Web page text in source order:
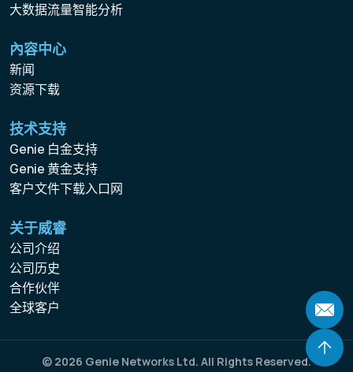
大数据流量智能分析
內容中心
新闻
资源下载
技术支持
Genie 白金支持
Genie 黄金支持
客户文件下载入口网
关于威睿
公司介绍
公司历史
合作伙伴
全球客户
© 2026 Genie Networks Ltd. All Rights Reserved.